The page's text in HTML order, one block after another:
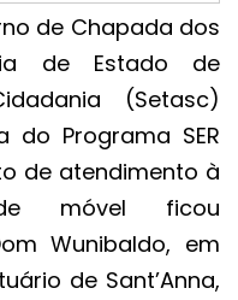
de Chapada dos
de Estado de
(Setasc)
do Programa SER
de atendimento à
móvel ficou
Wunibaldo, em
de Sant’Anna,